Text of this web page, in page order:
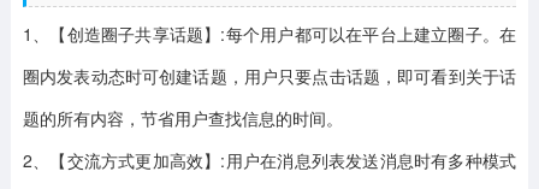
1、【创造圈子共享话题】:每个用户都可以在平台上建立圈子。在
圈内发表动态时可创建话题，用户只要点击话题，即可看到关于话
题的所有内容，节省用户查找信息的时间。
2、【交流方式更加高效】:用户在消息列表发送消息时有多种模式